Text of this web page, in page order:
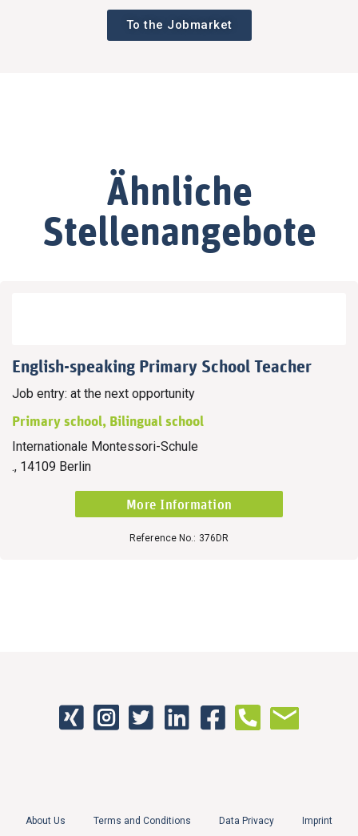
To the Jobmarket
Ähnliche
Stellenangebote
English-speaking Primary School Teacher
Job entry: at the next opportunity
Primary school, Bilingual school
Internationale Montessori-Schule
., 14109 Berlin
More Information
Reference No.: 376DR
About Us Terms and Conditions Data Privacy Imprint